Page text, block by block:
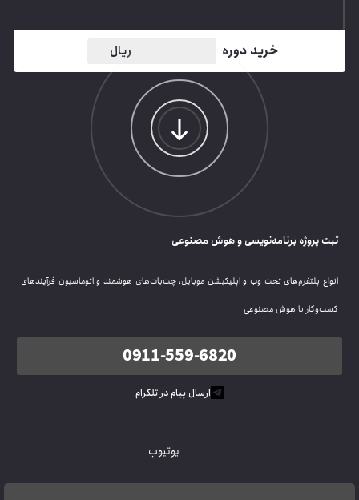
خرید دوره
ثبت پروژه برنامه‌نویسی و هوش مصنوعی
انواع پلتفرم‌های تحت وب و اپلیکیشن موبایل، چت‌بات‌های هوشمند و اتوماسیون فرآیندهای
کسب‌وکار با هوش مصنوعی
0911-559-6820
ارسال پیام در تلگرام
یوتیوب